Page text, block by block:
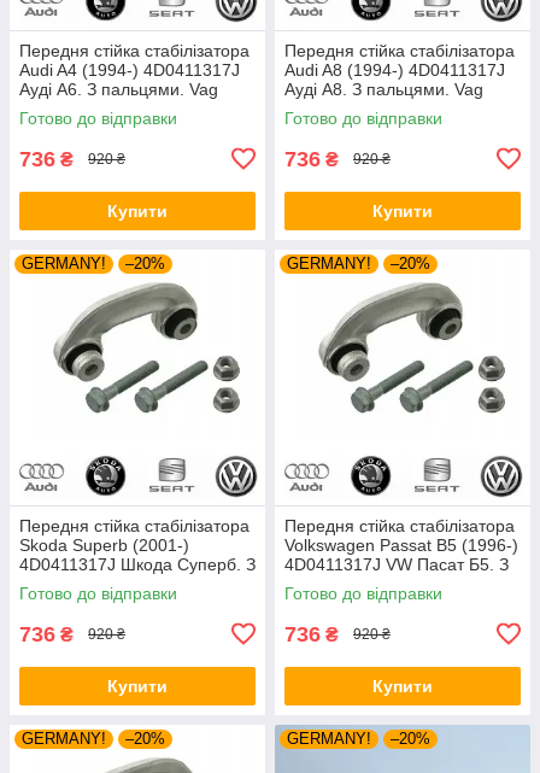
Передня стійка стабілізатора
Audi A4 (1994-) 4D0411317J
Ауді А6. З пальцями. Vag
(Volkswagen)
Готово до відправки
736 ₴ 920 ₴
Купити
Передня стійка стабілізатора
Audi A8 (1994-) 4D0411317J
Ауді А8. З пальцями. Vag
(Volkswagen)
Готово до відправки
736 ₴ 920 ₴
Купити
GERMANY! –20%
Передня стійка стабілізатора
Skoda Superb (2001-)
4D0411317J Шкода Суперб. З
пальцями. Vag (Volkswagen)
Готово до відправки
736 ₴ 920 ₴
Купити
GERMANY! –20%
Передня стійка стабілізатора
Volkswagen Passat B5 (1996-)
4D0411317J VW Пасат Б5. З
пальцями. Vag (VW)
Готово до відправки
736 ₴ 920 ₴
Купити
GERMANY! –20% GERMANY! –20%